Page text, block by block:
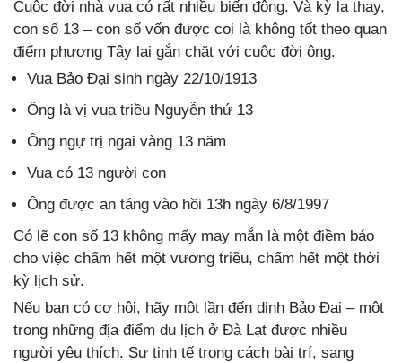
Cuộc đời nhà vua có rất nhiều biến động. Và kỳ lạ thay,
con số 13 – con số vốn được coi là không tốt theo quan
điểm phương Tây lại gắn chặt với cuộc đời ông.
Vua Bảo Đại sinh ngày 22/10/1913
Ông là vị vua triều Nguyễn thứ 13
Ông ngự trị ngai vàng 13 năm
Vua có 13 người con
Ông được an táng vào hồi 13h ngày 6/8/1997
Có lẽ con số 13 không mấy may mắn là một điềm báo
cho việc chấm hết một vương triều, chấm hết một thời
kỳ lịch sử.
Nếu bạn có cơ hội, hãy một lần đến dinh Bảo Đại – một
trong những địa điểm du lịch ở Đà Lạt được nhiều
người yêu thích. Sự tinh tế trong cách bài trí, sang